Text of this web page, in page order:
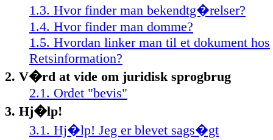
1.3. Hvor finder man bekendtg�relser?
1.4. Hvor finder man domme?
1.5. Hvordan linker man til et dokument hos
Retsinformation?
2. V�rd at vide om juridisk sprogbrug
2.1. Ordet "bevis"
3. Hj�lp!
3.1. Hj�lp! Jeg er blevet sags�gt